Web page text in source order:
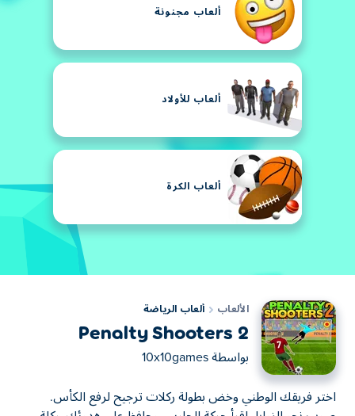
ألعاب مجنونة
ألعاب للأولاد
ألعاب الكرة
الألعاب ألعاب الرياضة
Penalty Shooters 2
بواسطة 10x10games
الوطني وخض بطولة ركلات ترجيح لرفع الكأس.